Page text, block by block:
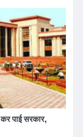
कर पाई सरकार,